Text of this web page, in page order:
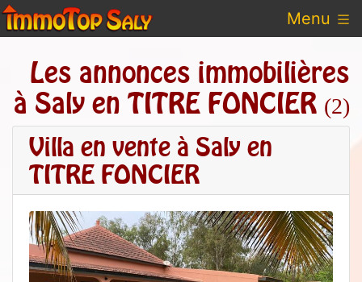
Menu
Les annonces immobilières
à Saly en TITRE FONCIER (2)
Villa en vente à Saly en
TITRE FONCIER